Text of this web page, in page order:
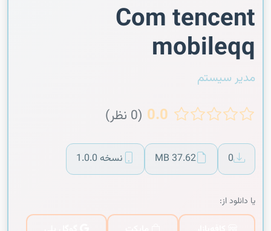
Com tencent
mobileqq
مدیر سیستم
0.0 (0 نظر)
0
37.62 MB نسخه 1.0.0
یا دانلود از: